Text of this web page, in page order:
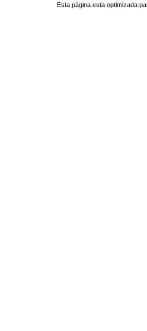
Esta página esta optimizada